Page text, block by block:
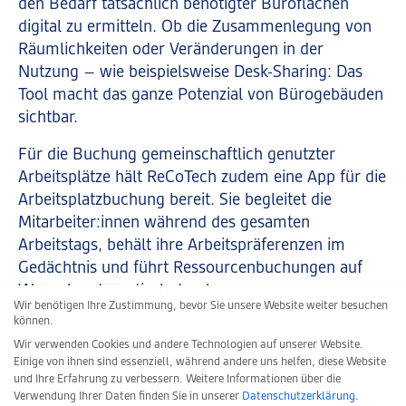
den Bedarf tatsächlich benötigter Büroflächen
digital zu ermitteln. Ob die Zusammenlegung von
Räumlichkeiten oder Veränderungen in der
Nutzung – wie beispielsweise Desk-Sharing: Das
Tool macht das ganze Potenzial von Bürogebäuden
sichtbar.
Für die Buchung gemeinschaftlich genutzter
Arbeitsplätze hält ReCoTech zudem eine App für die
Arbeitsplatzbuchung bereit. Sie begleitet die
Mitarbeiter:innen während des gesamten
Arbeitstags, behält ihre Arbeitspräferenzen im
Gedächtnis und führt Ressourcenbuchungen auf
Wunsch automatisch durch.
Kontaktieren Sie uns für weitere
Informationen
Wir benötigen Ihre Zustimmung, bevor Sie unsere Website weiter besuchen
können.
Wir verwenden Cookies und andere Technologien auf unserer Website.
Einige von ihnen sind essenziell, während andere uns helfen, diese Website
und Ihre Erfahrung zu verbessern. Weitere Informationen über die
Verwendung Ihrer Daten finden Sie in unserer Datenschutzerklärung.